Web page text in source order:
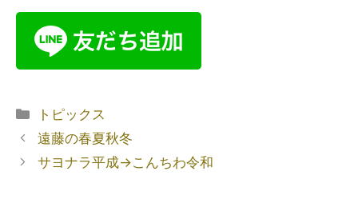
トピックス
遠藤の春夏秋冬
サヨナラ平成→こんちわ令和